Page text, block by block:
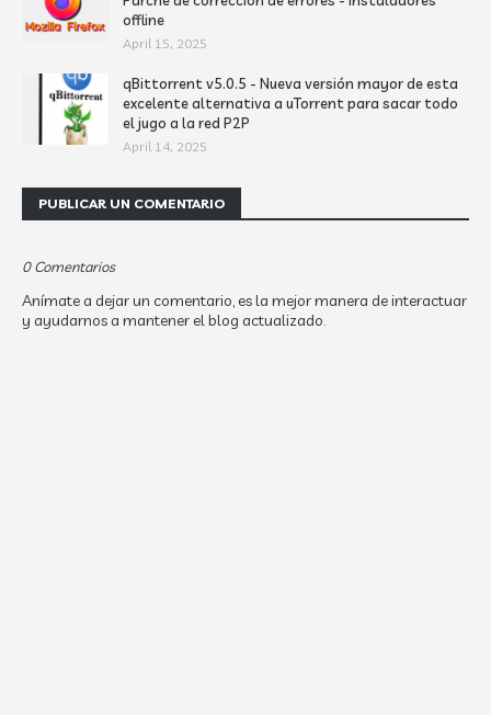
offline
April 15, 2025
qBittorrent v5.0.5 - Nueva versión mayor de esta
excelente alternativa a uTorrent para sacar todo
el jugo a la red P2P
April 14, 2025
PUBLICAR UN COMENTARIO
0 Comentarios
Anímate a dejar un comentario, es la mejor manera de interactuar
y ayudarnos a mantener el blog actualizado.